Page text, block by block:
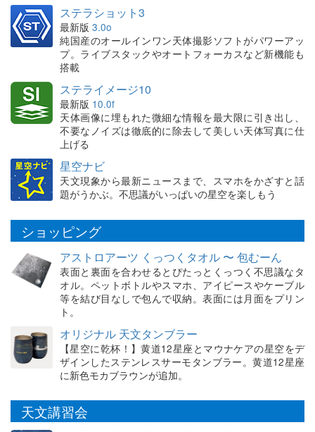
ステラショット3
最新版 3.0o
純国産のオールインワン天体撮影ソフトがパワーアッ
プ。ライブスタックやオートフォーカスなど新機能も
搭載
ステライメージ10
最新版 10.0f
天体画像に埋もれた微細な情報を最大限に引き出し、
不要なノイズは徹底的に除去して美しい天体写真に仕
上げる
星空ナビ
天文現象から最新ニュースまで、スマホをかざすと話
題がうかぶ。不思議がいっぱいの星空を楽しもう
ショッピング
アストロアーツ くっつくタオル 〜 包むーん
表面と裏面を合わせるとぴたっとくっつく不思議なタ
オル。ペットボトルやスマホ、アイピースやケーブル
等を結び目なしで包んで収納。表面には月面をプリン
ト。
オリジナル 天文タンブラー
【星空に乾杯！】黄道12星座とマウナケアの星空をデ
ザインしたステンレスサーモタンブラー。黄道12星座
に新色モカブラウンが追加。
天文講習会